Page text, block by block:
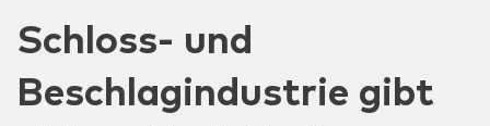
Schloss- und
Beschlagindustrie gibt